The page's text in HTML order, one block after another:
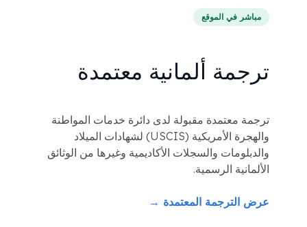
مباشر في الموقع
ترجمة ألمانية معتمدة
ترجمة معتمدة مقبولة لدى دائرة خدمات المواطنة
والهجرة الأمريكية (USCIS) لشهادات الميلاد
والدبلومات والسجلات الأكاديمية وغيرها من الوثائق
الألمانية الرسمية.
عرض الترجمة المعتمدة →